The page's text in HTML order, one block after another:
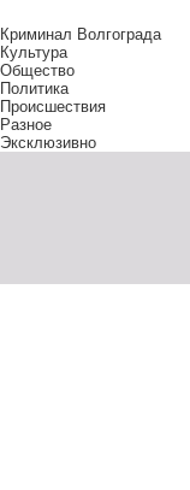
Криминал Волгограда
Культура
Общество
Политика
Происшествия
Разное
Эксклюзивно